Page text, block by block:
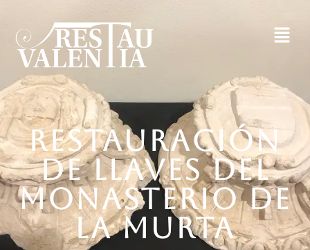
RESTAURACIÓN
DE LLAVES DEL
MONASTERIO DE
LA MURTA